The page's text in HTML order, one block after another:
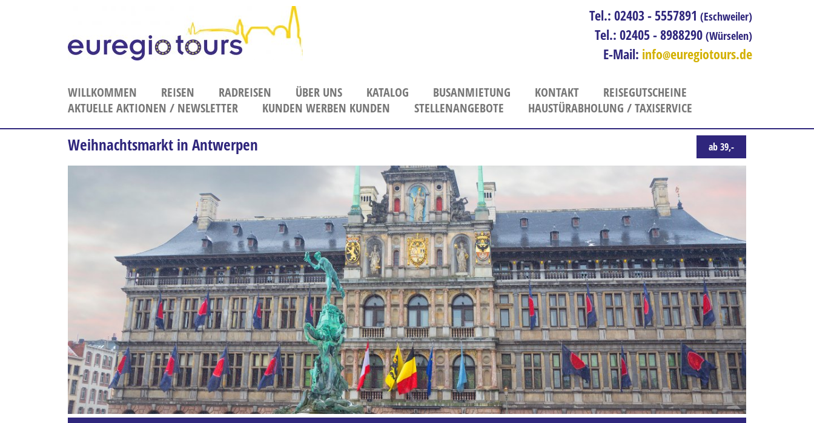
Tel.: 02403 - 5557891 (Eschweiler)
Tel.: 02405 - 8988290 (Würselen)
E-Mail: info euregiotours.de
WILLKOMMEN
REISEN
Adventreise
Blumenreise
Erlebnisreise
Ferien
Frühbucher-Reise
Gesundheitsreise
Karnevalsreise
Kulturreise
Kurzreisen
Last-Minute-Reise
Musikreise
Radreise
Rundreisen
Saisoneröffnungs- und Saisonabschlussfahrt
Silvesterreise
Städtereisen
Tagesfahrten
Weihnachts- und Silvesterreise
Winterreise
RADREISEN
ÜBER UNS
Unser Team
KATALOG
PDF-Kataloge zum Download
BUSANMIETUNG
KONTAKT
So erreichen Sie uns - Öffnungszeiten
REISEGUTSCHEINE
AKTUELLE AKTIONEN / NEWSLETTER
KUNDEN WERBEN KUNDEN STELLENANGEBOTE HAUSTÜRABHOLUNG / TAXISERVICE
ab 39,-
Weihnachtsmarkt in Antwerpen